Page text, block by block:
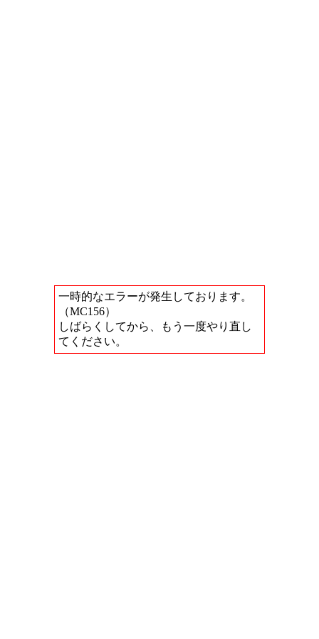
一時的なエラーが発生しております。
（MC156）
しばらくしてから、もう一度やり直し
てください。